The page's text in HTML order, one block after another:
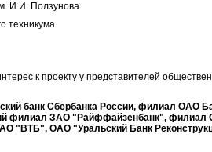
И.И. Ползунова
техникума
к проекту у представителей
банк Сбербанка России, филиал ОАО
филиал ЗАО "Райффайзенбанк",
"ВТБ", ОАО "Уральский Банк